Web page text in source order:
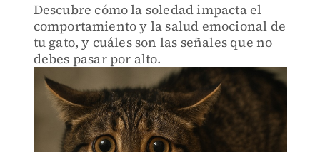
Descubre cómo la soledad impacta el
comportamiento y la salud emocional de
tu gato, y cuáles son las señales que no
debes pasar por alto.